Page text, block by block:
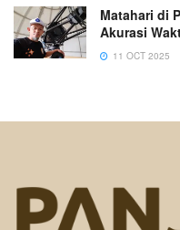
Matahari di
Akurasi
11 OCT 2025